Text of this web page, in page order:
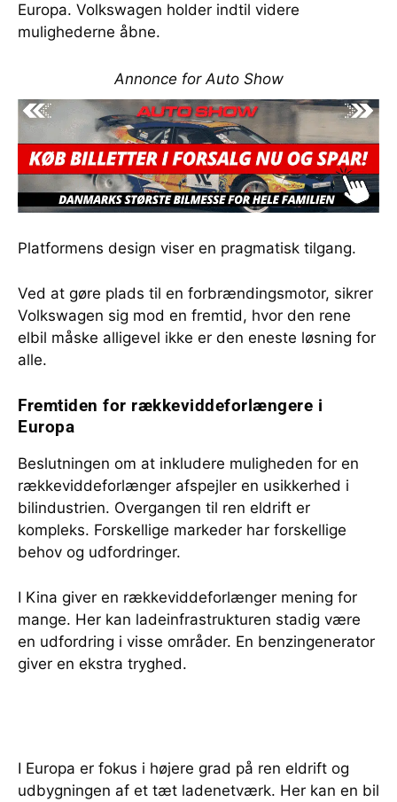
Europa. Volkswagen holder indtil videre
mulighederne åbne.
Annonce for Auto Show
Platformens design viser en pragmatisk tilgang.
Ved at gøre plads til en forbrændingsmotor, sikrer
Volkswagen sig mod en fremtid, hvor den rene
elbil måske alligevel ikke er den eneste løsning for
alle.
Fremtiden for rækkeviddeforlængere i
Europa
Beslutningen om at inkludere muligheden for en
rækkeviddeforlænger afspejler en usikkerhed i
bilindustrien. Overgangen til ren eldrift er
kompleks. Forskellige markeder har forskellige
behov og udfordringer.
I Kina giver en rækkeviddeforlænger mening for
mange. Her kan ladeinfrastrukturen stadig være
en udfordring i visse områder. En benzingenerator
giver en ekstra tryghed.
I Europa er fokus i højere grad på ren eldrift og
udbygningen af et tæt ladenetværk. Her kan en bil